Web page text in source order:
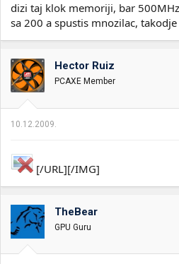
dizi taj klok memoriji, bar
sa 200 a spustis mnozilac,
Hector Ruiz
PCAXE Member
10.12.2009.
[/URL][/IMG]
TheBear
GPU Guru